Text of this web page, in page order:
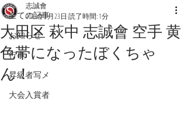
全ての記事
お知らせ
行事
昇級者写メ
大会入賞者
大田区 萩中 志誠會 空手 黄
色帯になったぼくちゃ
ん！
志誠會
2023年1月23日 読了時間: 1分